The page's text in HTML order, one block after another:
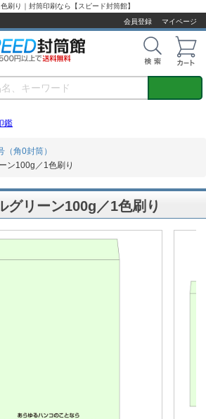
刷り｜封筒印刷なら【スピード封筒館】
会員登録
マイページ
鑑
（角0封筒）
ン100g／1色刷り
グリーン100g／1色刷り